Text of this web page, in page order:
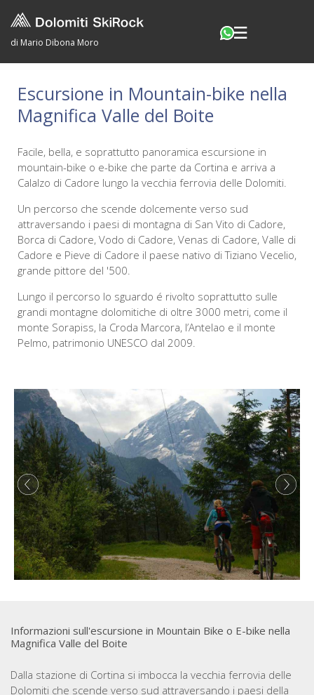
di Mario Dibona Moro
Escursione in Mountain-bike nella
Magnifica Valle del Boite
Facile, bella, e soprattutto panoramica escursione in
mountain-bike o e-bike che parte da Cortina e arriva a
Calalzo di Cadore lungo la vecchia ferrovia delle Dolomiti.
Un percorso che scende dolcemente verso sud
attraversando i paesi di montagna di San Vito di Cadore,
Borca di Cadore, Vodo di Cadore, Venas di Cadore, Valle di
Cadore e Pieve di Cadore il paese nativo di Tiziano Vecelio,
grande pittore del '500.
Lungo il percorso lo sguardo é rivolto soprattutto sulle
grandi montagne dolomitiche di oltre 3000 metri, come il
monte Sorapiss, la Croda Marcora, l’Antelao e il monte
Pelmo, patrimonio UNESCO dal 2009.
Informazioni sull'escursione in Mountain Bike o E-bike nella
Magnifica Valle del Boite
Dalla stazione di Cortina si imbocca la vecchia ferrovia delle
Dolomiti che scende verso sud attraversando i paesi della